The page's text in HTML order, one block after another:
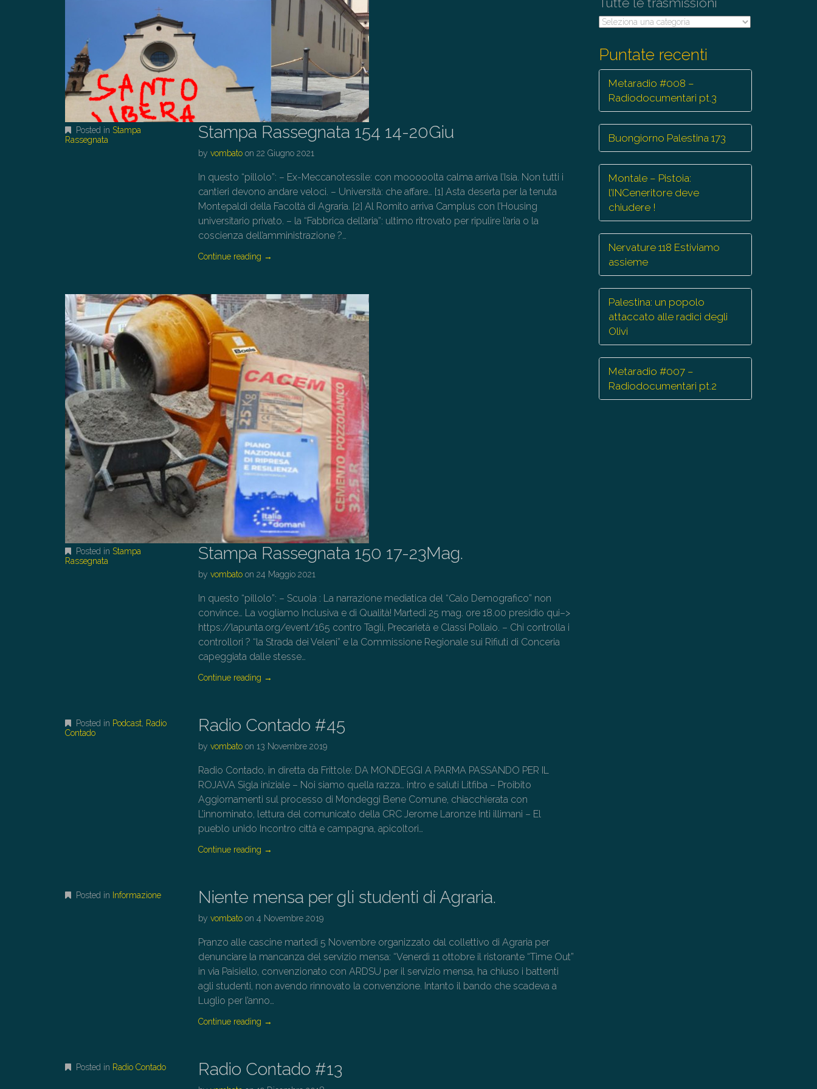
Posted in Stampa
Rassegnata
Stampa Rassegnata 154 14-20Giu
byvombato on22 Giugno 2021
In questo “pillolo”: – Ex-Meccanotessile: con mooooolta calma arriva l’Isia. Non tutti i
cantieri devono andare veloci. – Università: che affare… [1] Asta deserta per la tenuta
Montepaldi della Facoltà di Agraria. [2] Al Romito arriva Camplus con l’Housing
universitario privato. – la “Fabbrica dell’aria”: ultimo ritrovato per ripulire l’aria o la
coscienza dell’amministrazione ?…
Continue reading →
Posted in Stampa
Rassegnata
Stampa Rassegnata 150 17-23Mag.
byvombato on24 Maggio 2021
In questo “pillolo”: – Scuola : La narrazione mediatica del “Calo Demografico” non
convince… La vogliamo Inclusiva e di Qualità! Martedi 25 mag. ore 18.00 presidio qui–>
https://lapunta.org/event/165 contro Tagli, Precarietà e Classi Pollaio. – Chi controlla i
controllori ? “la Strada dei Veleni” e la Commissione Regionale sui Rifiuti di Conceria
capeggiata dalle stesse…
Continue reading →
Posted in Podcast Radio
Contado
Radio Contado #45
byvombato on 13 Novembre 2019
Radio Contado, in diretta da Frittole: DA MONDEGGI A PARMA PASSANDO PER IL
ROJAVA Sigla iniziale – Noi siamo quella razza… intro e saluti Litfiba – Proibito
Aggiornamenti sul processo di Mondeggi Bene Comune, chiacchierata con
L’innominato, lettura del comunicato della CRC Jerome Laronze Inti illimani – El
pueblo unido Incontro città e campagna, apicoltori…
Continue reading →
Posted in Informazione Niente mensa per gli studenti di Agraria.
byvombato on4 Novembre 2019
Pranzo alle cascine martedì 5 Novembre organizzato dal collettivo di Agraria per
denunciare la mancanza del servizio mensa: “Venerdì 11 ottobre il ristorante “Time Out”
in via Paisiello, convenzionato con ARDSU per il servizio mensa, ha chiuso i battenti
agli studenti, non avendo rinnovato la convenzione. Intanto il bando che scadeva a
Luglio per l’anno…
Continue reading →
Posted in Radio Contado Radio Contado #13
Tutte
Puntate recenti
Metaradio #008 –
Radiodocumentari pt.3
Buongiorno Palestina 173
Montale – Pistoia:
l’INCeneritore deve
chiudere !
Nervature 118 Estiviamo
assieme
Palestina: un popolo
attaccato alle radici degli
Olivi
Metaradio #007 –
Radiodocumentari pt.2